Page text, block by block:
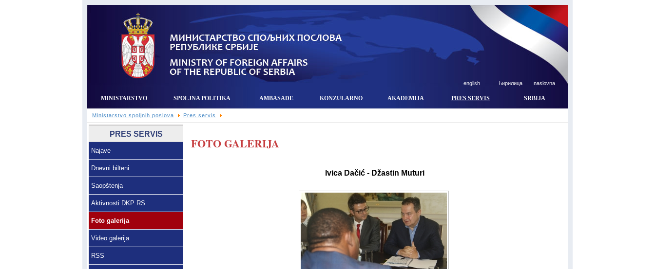
english ћирилица naslovna
MINISTARSTVO SPOLJNA POLITIKA AMBASADE KONZULARNO AKADEMIJA PRES SERVIS SRBIJA
Ministarstvo spoljnih poslova Pres servis
PRES SERVIS
Najave
Dnevni bilteni
Saopštenja
Aktivnosti DKP RS
Foto galerija
Video galerija
RSS
FOTO GALERIJA
Ivica Dačić - Džastin Muturi